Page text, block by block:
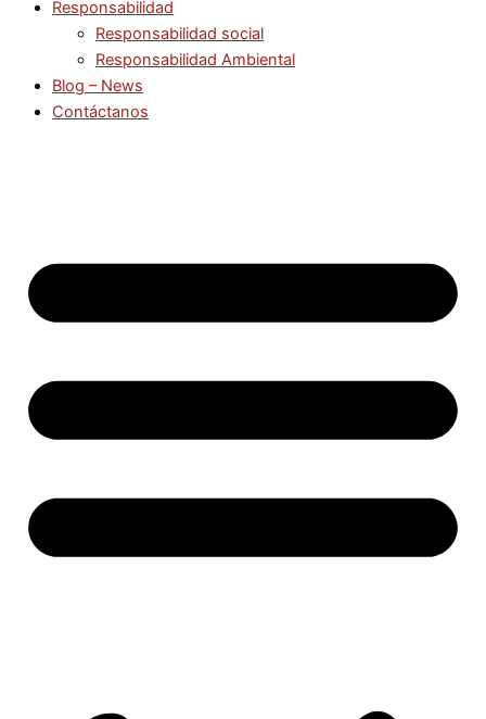
Responsabilidad
Responsabilidad social
Responsabilidad Ambiental
Blog – News
Contáctanos